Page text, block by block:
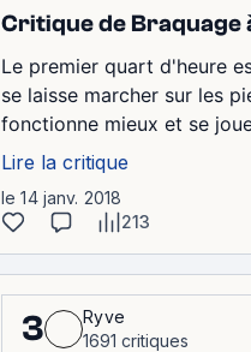
Critique de Braquage
Le premier quart d'heure
se laisse marcher sur les
fonctionne mieux et se
Lire la critique
le 14 janv. 2018
213
3
Ryve
1691 critiques